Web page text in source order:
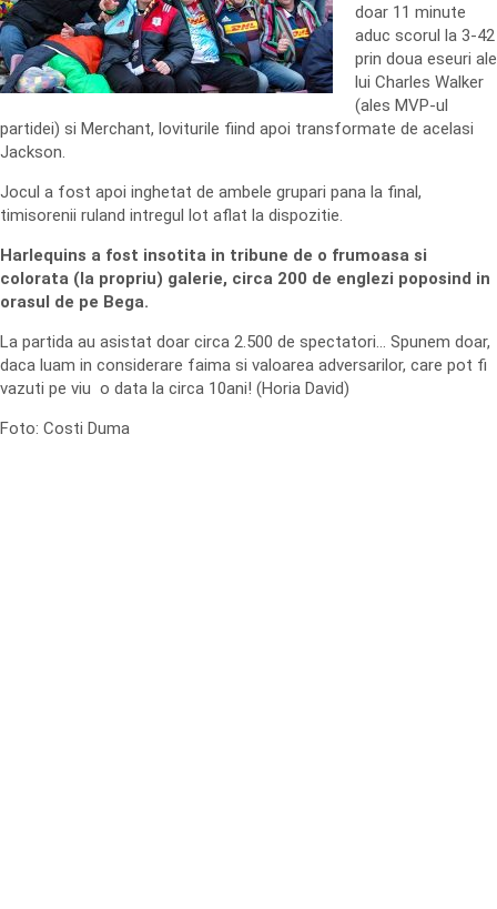
doar 11 minute
aduc scorul la 3-42
prin doua eseuri ale
lui Charles Walker
(ales MVP-ul
partidei) si Merchant, loviturile fiind apoi transformate de acelasi
Jackson.
Jocul a fost apoi inghetat de ambele grupari pana la final,
timisorenii ruland intregul lot aflat la dispozitie.
Harlequins a fost insotita in tribune de o frumoasa si
colorata (la propriu) galerie, circa 200 de englezi poposind in
orasul de pe Bega.
La partida au asistat doar circa 2.500 de spectatori… Spunem doar,
daca luam in considerare faima si valoarea adversarilor, care pot fi
vazuti pe viu o data la circa 10ani! (Horia David)
Foto: Costi Duma